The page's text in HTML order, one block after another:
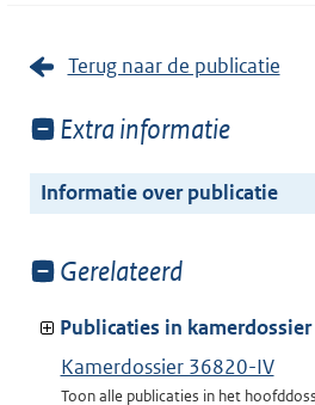
Terug naar de publicatie
Toon
van:
Extra informatie
Informatie over publicatie
Toon
van:
Gerelateerd
Publicaties in kamerdossier
Kamerdossier 36820-IV
Toon alle publicaties in het